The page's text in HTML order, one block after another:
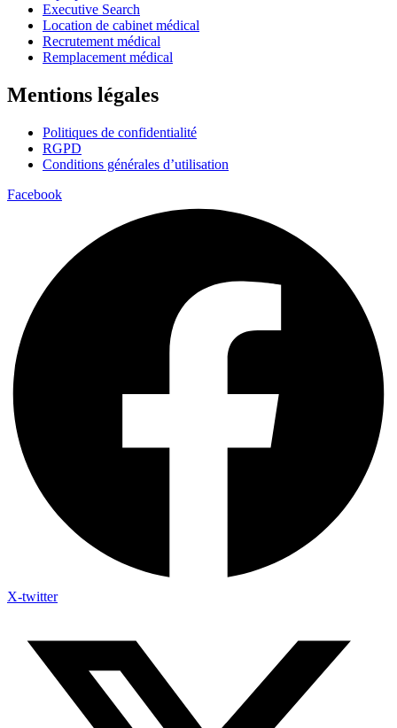
Executive Search
Location de cabinet médical
Recrutement médical
Remplacement médical
Mentions légales
Politiques de confidentialité
RGPD
Conditions générales d’utilisation
Facebook
X-twitter